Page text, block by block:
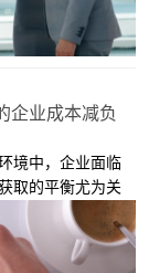
企业成本减负
境中，企业面临
取的平衡尤为关
成为企业发展的
才短缺以及项目
管理上陷入困